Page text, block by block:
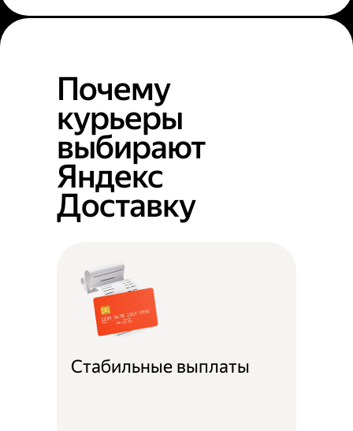
Почему
курьеры
выбирают
Яндекс
Доставку
Стабильные выплаты